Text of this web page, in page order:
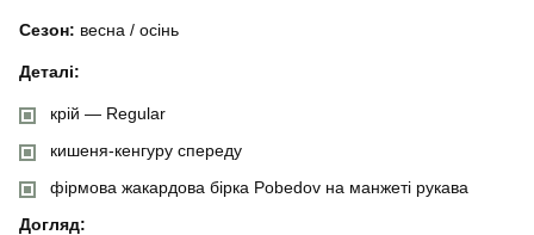
Сезон: весна / осінь
Деталі:
крій — Regular
кишеня-кенгуру спереду
фірмова жакардова бірка Pobedov на манжеті рукава
Догляд: